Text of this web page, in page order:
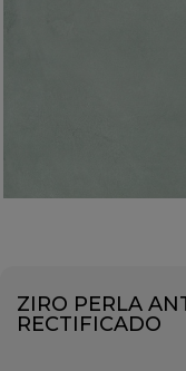
ZIRO PERLA
RECTIFICADO